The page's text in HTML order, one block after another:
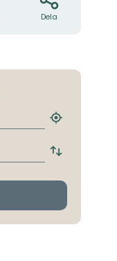
Dela
Hitta
hållplats
Byt
och